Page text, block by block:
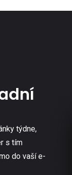
týdne,
s tím
do vaší e-